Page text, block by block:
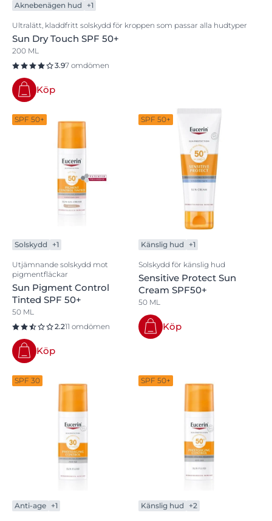
Aknebenägen hud +1
Ultralätt, kladdfritt solskydd för kroppen som passar alla hudtyper
Sun Dry Touch SPF 50+
200 ML
3.97 omdömen
Köp
SPF 50+
Solskydd +1
Utjämnande solskydd mot
pigmentfläckar
Sun Pigment Control
Tinted SPF 50+
50 ML
2.211 omdömen
Köp
SPF 50+
Känslig hud +1
Solskydd för känslig hud
Sensitive Protect Sun
Cream SPF50+
50 ML
Köp
SPF 30
Anti-age +1
SPF 50+
Känslig hud +2